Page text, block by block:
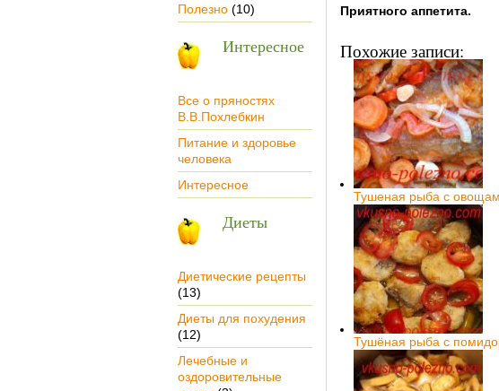
Полезно(10)
Интересное
Все о пряностях
В.В.Похлебкин
Питание и здоровье
человека
Интересное
Диеты
Диетические рецепты
(13)
Диеты для похудения
(12)
Лечебные и
оздоровительные
Приятного аппетита.
Похожие записи:
Тушеная рыба с
Тушёная рыба с